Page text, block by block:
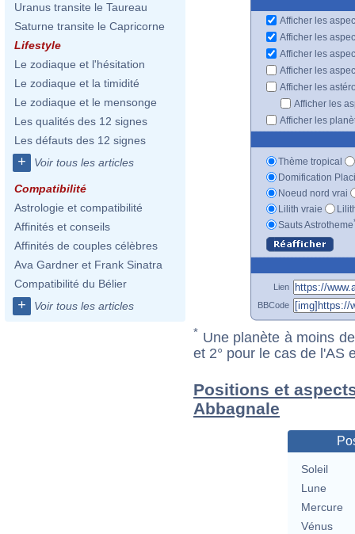
Uranus transite le Taureau
Saturne transite le Capricorne
Lifestyle
Le zodiaque et l'hésitation
Le zodiaque et la timidité
Le zodiaque et le mensonge
Les qualités des 12 signes
Les défauts des 12 signes
+ Voir tous les articles
Compatibilité
Astrologie et compatibilité
Affinités et conseils
Affinités de couples célèbres
Ava Gardner et Frank Sinatra
Compatibilité du Bélier
+ Voir tous les articles
Afficher les
Afficher les
Afficher les
Afficher les
Afficher les
Afficher les
Afficher les
Thème tropical
Domification
Noeud nord vrai
Lilith vraie
Sauts Astrotheme
Lien
BBCode
* Une planète à moins
et 2° pour le cas de l'AS
Positions et
Abbagnale
Soleil
Lune
Mercure
Vénus